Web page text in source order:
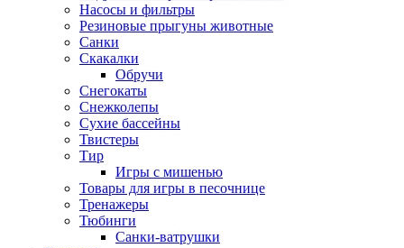
Насосы и фильтры
Резиновые прыгуны животные
Санки
Скакалки
Обручи
Снегокаты
Снежколепы
Сухие бассейны
Твистеры
Тир
Игры с мишенью
Товары для игры в песочнице
Тренажеры
Тюбинги
Санки-ватрушки